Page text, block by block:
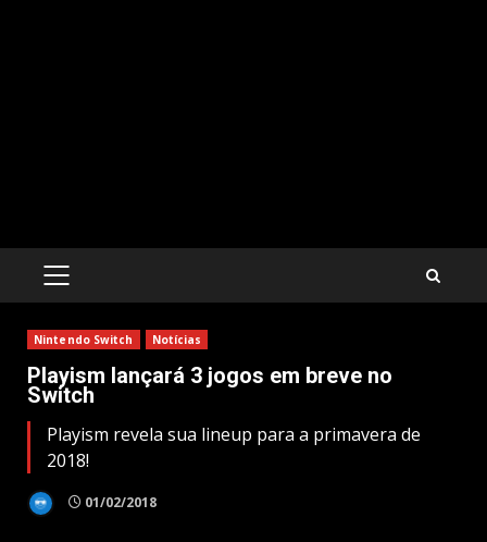
PRIMARY
Nintendo Switch Notícias
Playism lançará 3 jogos em breve no
Switch
Playism revela sua lineup para a primavera de
2018!
01/02/2018